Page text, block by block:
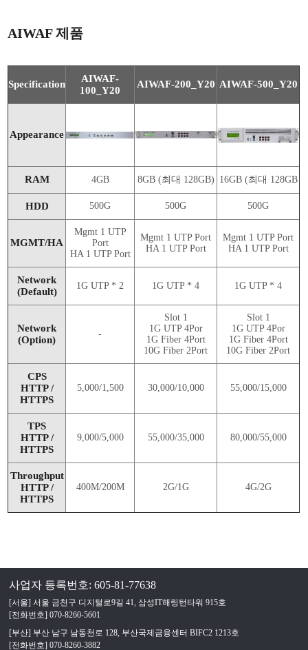
AIWAF 제품
Specification
AIWAF-
100_Y20
AIWAF-200_Y20 AIWAF-500_Y20
Appearance
RAM 4GB 8GB (최대 128GB) 16GB (최대 128GB
HDD 500G 500G 500G
MGMT/HA
Mgmt 1 UTP
Port
HA 1 UTP Port
Mgmt 1 UTP Port
HA 1 UTP Port
Mgmt 1 UTP Port
HA 1 UTP Port
Network
(Default)
1G UTP * 2 1G UTP * 4 1G UTP * 4
Network
(Option)
-
Slot 1
1G UTP 4Por
1G Fiber 4Port
10G Fiber 2Port
Slot 1
1G UTP 4Por
1G Fiber 4Port
10G Fiber 2Port
CPS
HTTP /
HTTPS
5,000/1,500 30,000/10,000 55,000/15,000
TPS
HTTP /
HTTPS
9,000/5,000 55,000/35,000 80,000/55,000
Throughput
HTTP /
HTTPS
400M/200M 2G/1G 4G/2G
사업자 등록번호: 605-81-77638
[서울] 서울 금천구 디지털로9길 41, 삼성IT해링턴타워 915호
[전화번호] 070-8260-5601
[부산] 부산 남구 남동천로 128, 부산국제금융센터 BIFC2 1213호
[전화번호] 070-8260-3882